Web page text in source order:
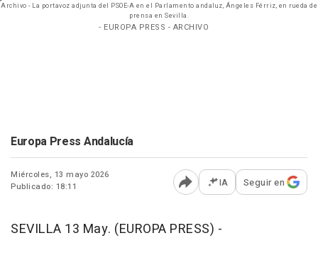
Archivo - La portavoz adjunta del PSOE-A en el Parlamento andaluz, Ángeles Férriz, en rueda de
prensa en Sevilla.
- EUROPA PRESS - ARCHIVO
Europa Press Andalucía
Miércoles, 13 mayo 2026
Publicado: 18:11
Abrir opciones para
IA Seguir en
SEVILLA 13 May. (EUROPA PRESS) -